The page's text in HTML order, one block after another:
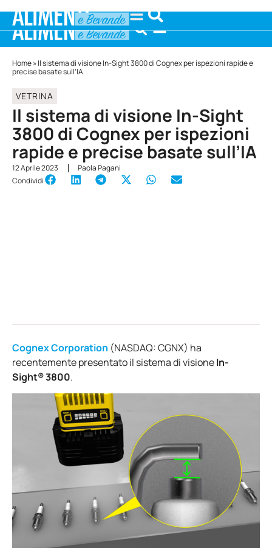
Home»Il sistema di visione In-Sight 3800 di Cognex per ispezioni rapide e
precise basate sull’IA
VETRINA
Il sistema di visione In-Sight
3800 di Cognex per ispezioni
rapide e precise basate sull’IA
12 Aprile 2023
Paola Pagani
Condividi
Cognex Corporation (NASDAQ: CGNX) ha
recentemente presentato il sistema di visioneIn-
Sight® 3800.